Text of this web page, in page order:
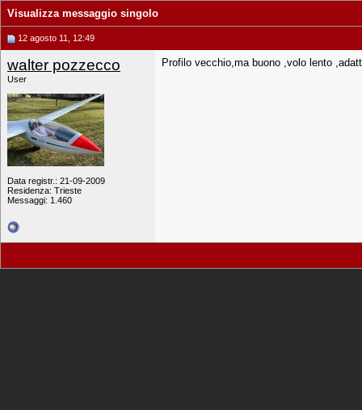
Visualizza messaggio singolo
12 agosto 11, 12:49
walter pozzecco
User
Data registr.: 21-09-2009
Residenza: Trieste
Messaggi: 1.460
Profilo vecchio,ma buono ,volo lento